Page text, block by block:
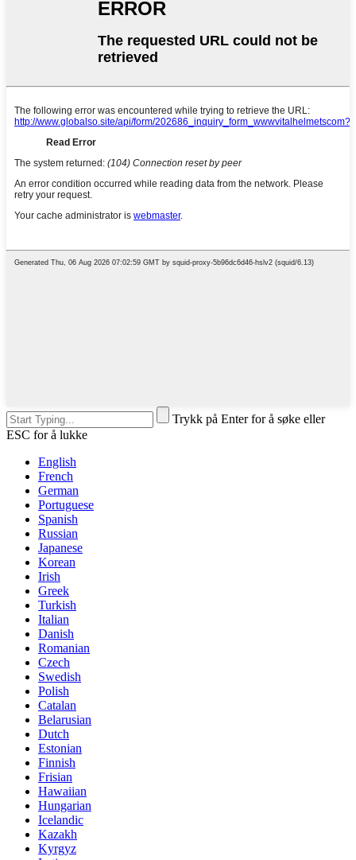
Trykk på Enter for å søke eller
ESC for å lukke
English
French
German
Portuguese
Spanish
Russian
Japanese
Korean
Irish
Greek
Turkish
Italian
Danish
Romanian
Czech
Swedish
Polish
Catalan
Belarusian
Dutch
Estonian
Finnish
Frisian
Hawaiian
Hungarian
Icelandic
Kazakh
Kyrgyz